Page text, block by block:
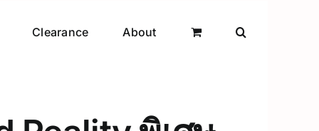
Clearance About